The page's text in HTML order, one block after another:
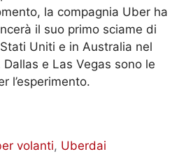
la compagnia Uber ha
il suo primo sciame di
Uniti e in Australia nel
e Las Vegas sono le
l’esperimento.
volanti, Uberdai